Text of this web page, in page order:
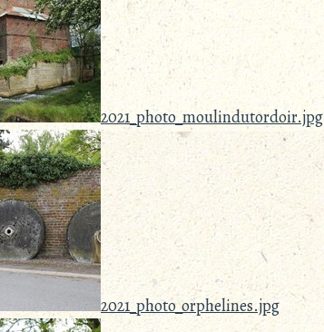
2021_photo_moulindutordoir.jpg
2021_photo_orphelines.jpg